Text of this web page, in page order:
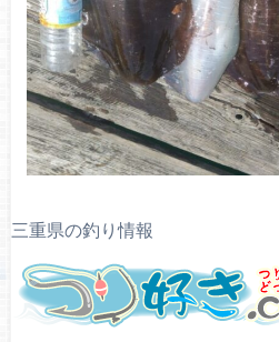
三重県の釣り情報